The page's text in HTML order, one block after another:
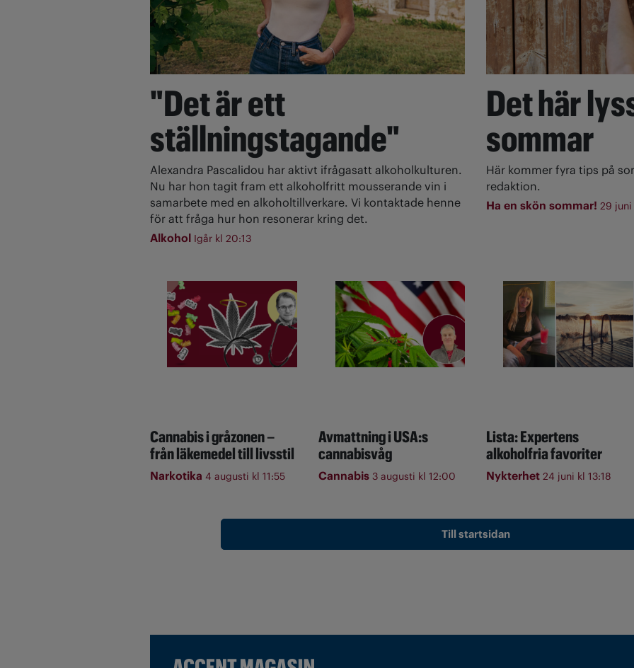
"Det är ett
ställningstagande"
Alexandra Pascalidou har aktivt ifrågasatt alkoholkulturen.
Nu har hon tagit fram ett alkoholfritt mousserande vin i
samarbete med en alkoholtillverkare. Vi kontaktade henne
för att fråga hur hon resonerar kring det.
Alkohol Igår kl 20:13
Cannabis i gråzonen –
från läkemedel till livsstil
Narkotika 4 augusti kl 11:55
Avmattning i USA:s
cannabisvåg
Cannabis 3 augusti kl 12:00
Det här
sommar
Här kommer fyra tips på
redaktion.
Ha en skön sommar! 29 juni
Lista: Expertens
alkoholfria favoriter
Nykterhet 24 juni kl 13:18
Till startsidan